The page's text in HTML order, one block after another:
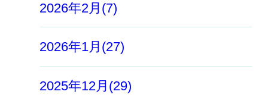
2026年2月(7)
2026年1月(27)
2025年12月(29)